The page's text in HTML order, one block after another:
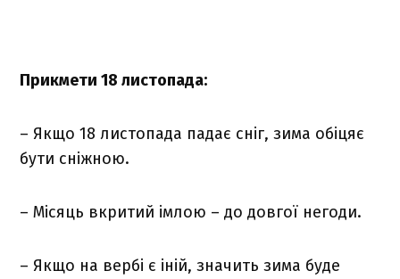
Прикмети 18 листопада:
– Якщо 18 листопада падає сніг, зима обіцяє
бути сніжною.
– Місяць вкритий імлою – до довгої негоди.
– Якщо на вербі є іній, значить зима буде